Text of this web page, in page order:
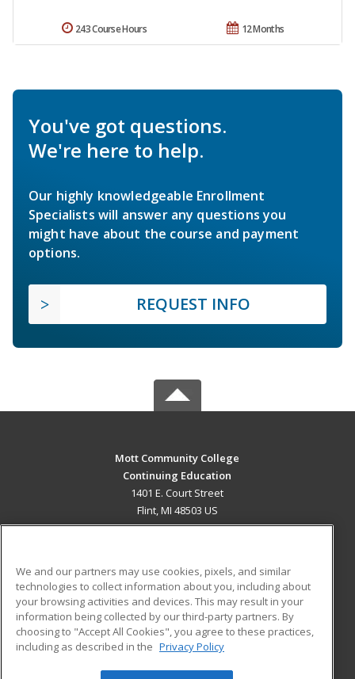
12 Months
243 Course Hours
You've got questions.
We're here to help.
Our highly knowledgeable Enrollment
Specialists will answer any questions you
might have about the course and payment
options.
REQUEST INFO
Mott Community College
Continuing Education
1401 E. Court Street
Flint, MI 48503 US
ADDITIONAL RESOURCES
Military
Financial Assistance
Help
Student Blog
We and our partners may use cookies, pixels, and similar
technologies to collect information about you, including about
your browsing activities and devices. This may result in your
information being collected by our third-party partners. By
choosing to "Accept All Cookies", you agree to these practices,
including as described in the Privacy Policy